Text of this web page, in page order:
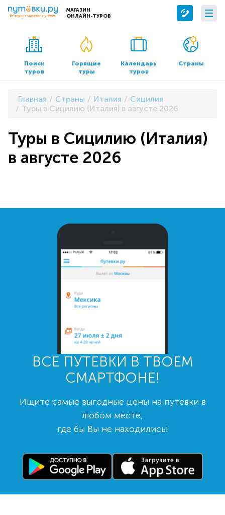
МАГАЗИН
ОНЛАЙН-ТУРОВ
Сервисы
Бронирование отелей
Трансфер
О компании
О нас
Контакты
Документы и реквизиты
Поиск
туров
Горящие
туры
Календарь
туров
Страны
Главная Страны Италия
Сицилия
Туры в Сицилию (Италия) в августе 2026
Туры в Сицилию (Италия)
в августе 2026
ВСЕ ПУТЕВКИ В ТВОЕМ
СМАРТФОНЕ!
Ищите самые выгодные цены на путевки в
любом месте,
где бы Вы не находились!